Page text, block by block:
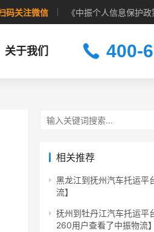
码关注微信 《中振个人信息保护政
关于我们 400-
相关推荐
黑龙江到抚州汽车托运平
流】
抚州到牡丹江汽车托运平
260用户查看了中振物流】